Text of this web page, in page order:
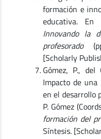
formación e
educativa. En
Innovando la
profesorado
[Scholarly
Gómez, P.,
Impacto de
en el desarrollo
P. Gómez
formación del
Síntesis.